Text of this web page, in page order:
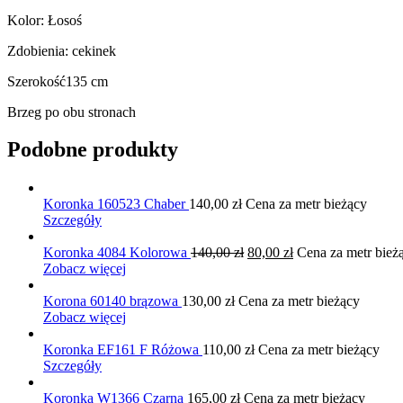
Kolor: Łosoś
Zdobienia: cekinek
Szerokość135 cm
Brzeg po obu stronach
Podobne produkty
Koronka 160523 Chaber 140,00 złCena za metr bieżący
Szczegóły
Koronka 4084 Kolorowa 140,00zł Pierwotna
140,00 zł.
80,00 złAktualna
80,00 zł.
Cena za metr
Zobacz więcej
Korona 60140 brązowa 130,00 złCena za metr bieżący
Zobacz więcej
Koronka EF161 F Różowa 110,00 złCena za metr bieżący
Szczegóły
Koronka W1366 Czarna 165,00 złCena za metr bieżący